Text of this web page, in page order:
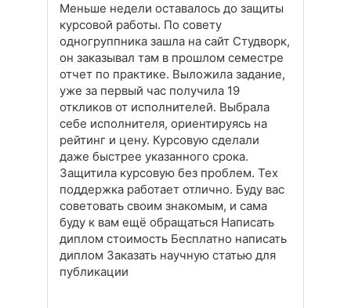
Меньше недели оставалось до защиты
курсовой работы. По совету
одногруппника зашла на сайт Студворк,
он заказывал там в прошлом семестре
отчет по практике. Выложила задание,
уже за первый час получила 19
откликов от исполнителей. Выбрала
себе исполнителя, ориентируясь на
рейтинг и цену. Курсовую сделали
даже быстрее указанного срока.
Защитила курсовую без проблем. Тех
поддержка работает отлично. Буду вас
советовать своим знакомым, и сама
буду к вам ещё обращаться Написать
диплом стоимость Бесплатно написать
диплом Заказать научную статью для
публикации